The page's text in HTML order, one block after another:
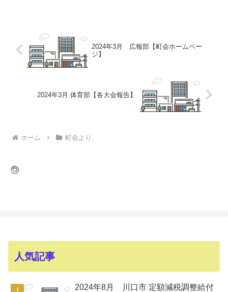
2024年3月 広報部【町会ホームペー
ジ】
2024年3月 体育部【各大会報告】
ホーム 町会より
人気記事
2024年8月 川口市 定額減税調整給付